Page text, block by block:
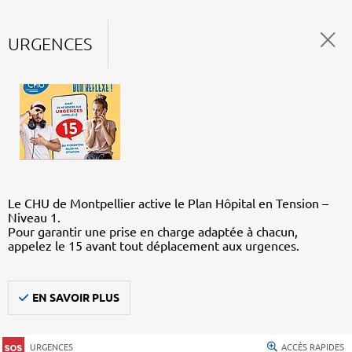
URGENCES
Le CHU de Montpellier active le Plan Hôpital en Tension –
Niveau 1.
Pour garantir une prise en charge adaptée à chacun,
appelez le 15 avant tout déplacement aux urgences.
EN SAVOIR PLUS
URGENCES ACCÈS RAPIDES